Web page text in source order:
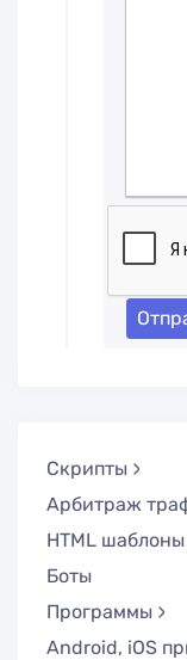
Скрипты
Арбитраж
HTML шаблоны
Боты
Программы
Android, iOS